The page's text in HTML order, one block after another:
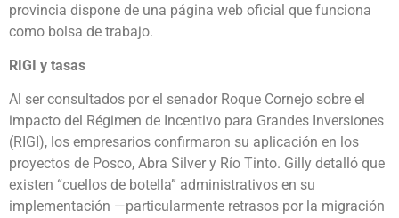
provincia dispone de una página web oficial que funciona
como bolsa de trabajo.
RIGI y tasas
Al ser consultados por el senador Roque Cornejo sobre el
impacto del Régimen de Incentivo para Grandes Inversiones
(RIGI), los empresarios confirmaron su aplicación en los
proyectos de Posco, Abra Silver y Río Tinto. Gilly detalló que
existen “cuellos de botella” administrativos en su
implementación —particularmente retrasos por la migración